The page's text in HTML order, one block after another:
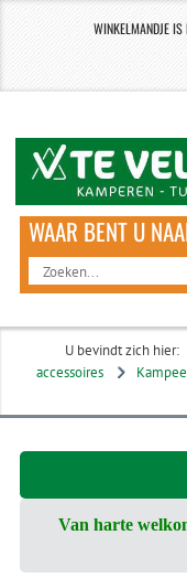
WINKELMANDJE IS
U bevindt zich hier:
accessoires
Van harte